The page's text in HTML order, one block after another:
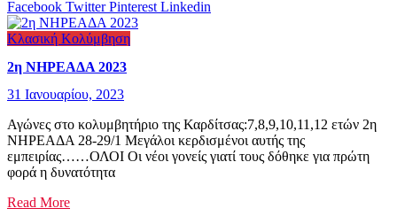
Facebook TwitterPinterestLinkedin
Κλασική Κολύμβηση
2η ΝΗΡΕΑΔΑ 2023
31 Ιανουαρίου, 2023
Αγώνες στο κολυμβητήριο της Καρδίτσας:7,8,9,10,11,12 ετών 2η
ΝΗΡΕΑΔΑ 28-29/1 Μεγάλοι κερδισμένοι αυτής της
εμπειρίας……ΟΛΟΙ Οι νέοι γονείς γιατί τους δόθηκε για πρώτη
φορά η δυνατότητα
Read More